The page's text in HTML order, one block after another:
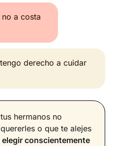
a costa
derecho a cuidar
hermanos no
o que te alejes
elegir conscientemente